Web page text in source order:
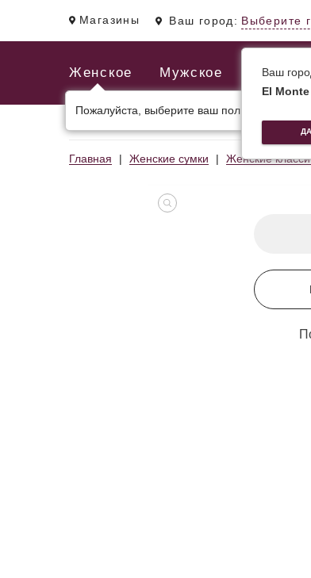
Магазины Ваш город: Выберите
Женское Мужское
Пожалуйста, выберите ваш пол.
МУЖСКИЕ И
Главная Женские сумки Женские
Ваш
El Monte
ДА